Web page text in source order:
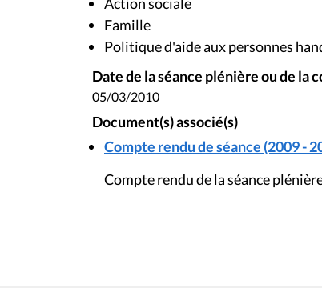
Action sociale
Famille
Politique d'aide aux personnes
Date de la séance plénière ou de la
05/03/2010
Document(s) associé(s)
Compte rendu de séance (2009 -
Compte rendu de la séance